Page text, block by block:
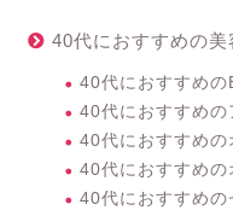
40代におすすめの美
40代におすすめの
40代におすすめの
40代におすすめの
40代におすすめの
40代におすすめの